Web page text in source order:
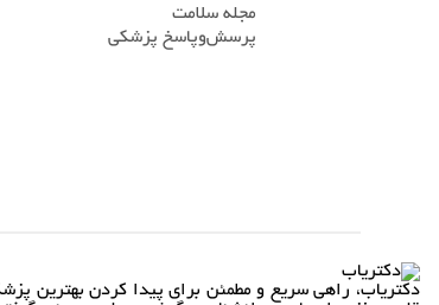
مجله سلامت
پرسش‌و‌پاسخ پزشکی
دکتریاب، راهی سریع و مطمئن برای پیدا کردن بهترین